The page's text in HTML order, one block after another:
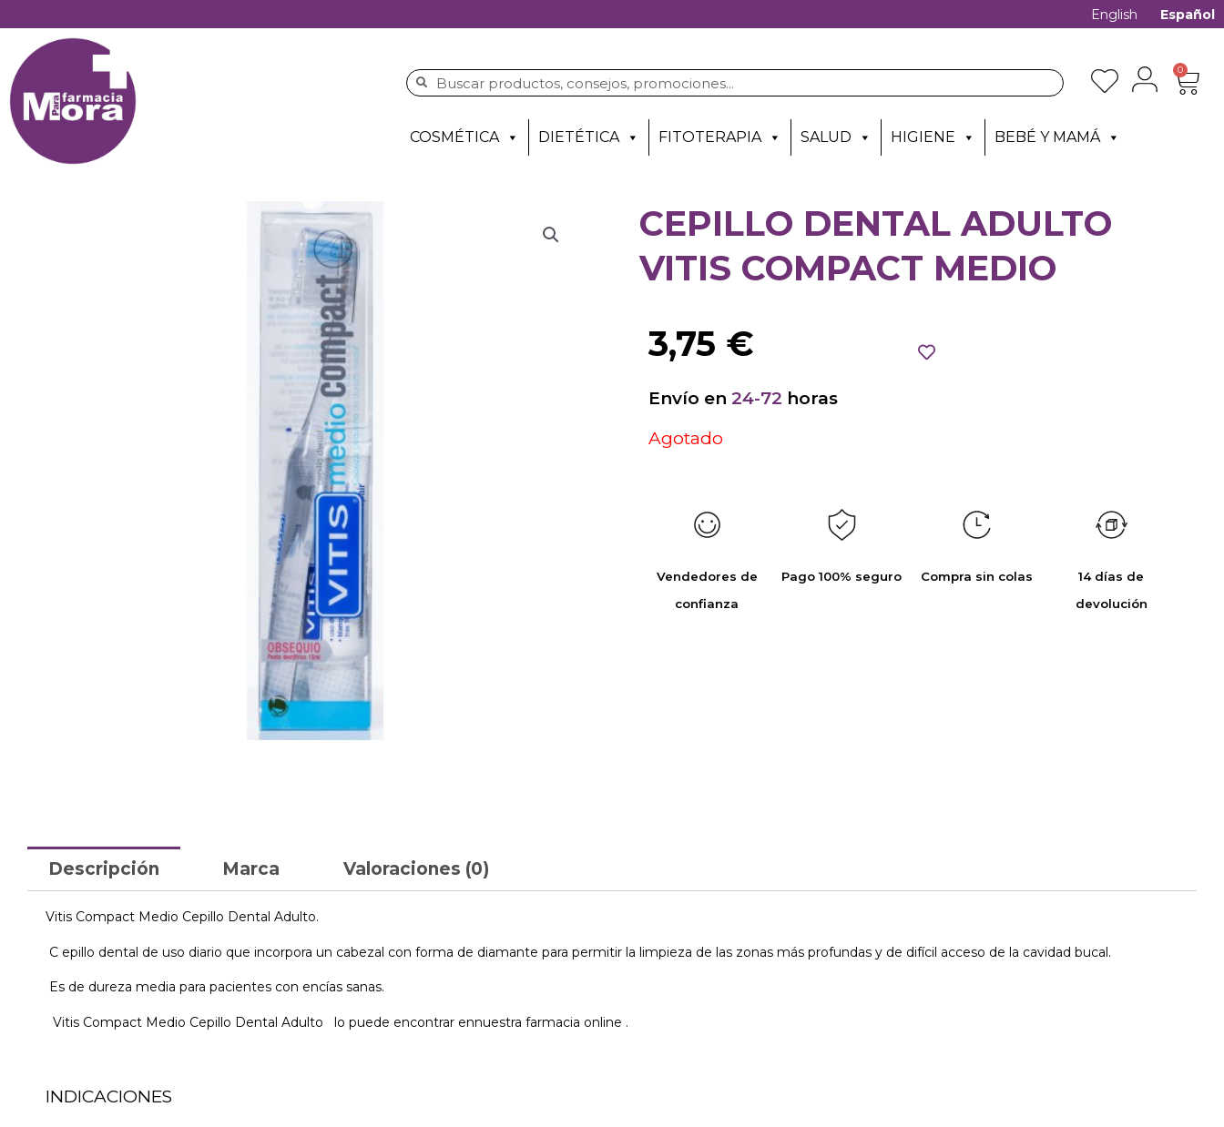
English Español
0
COSMÉTICA DIETÉTICA FITOTERAPIA SALUD HIGIENE BEBÉ Y MAMÁ
CEPILLO DENTAL ADULTO
VITIS COMPACT MEDIO
3,75 €
Envío en 24-72 horas
Agotado
Vendedores de
confianza
Pago 100% seguro Compra sin colas
14 días de
devolución
Descripción Marca Valoraciones (0)
Vitis Compact Medio Cepillo Dental Adulto.
C epillo dental de uso diario que incorpora un cabezal con forma de diamante para permitir la limpieza de las zonas más profundas y de difícil acceso de la cavidad bucal.
Es de dureza media para pacientes con encías sanas.
Vitis Compact Medio Cepillo Dental Adulto lo puede encontrar ennuestra farmacia online .
INDICACIONES